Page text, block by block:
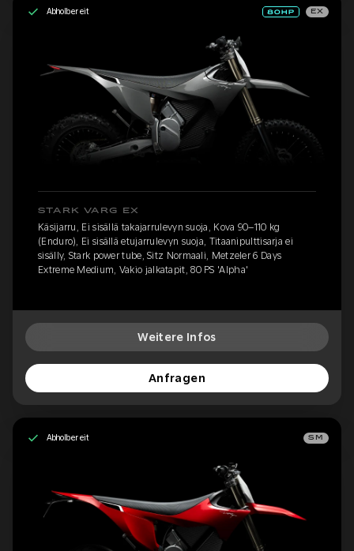
Abholbereit EX
STARK VARG EX
Käsijarru, Ei sisällä takajarrulevyn suoja, Kova 90–110 kg
(Enduro), Ei sisällä etujarrulevyn suoja, Titaanipulttisarja ei
sisälly, Stark power tube, Sitz Normaali, Metzeler 6 Days
Extreme Medium, Vakio jalkatapit, 80 PS 'Alpha'
Weitere Infos
Anfragen
Abholbereit SM